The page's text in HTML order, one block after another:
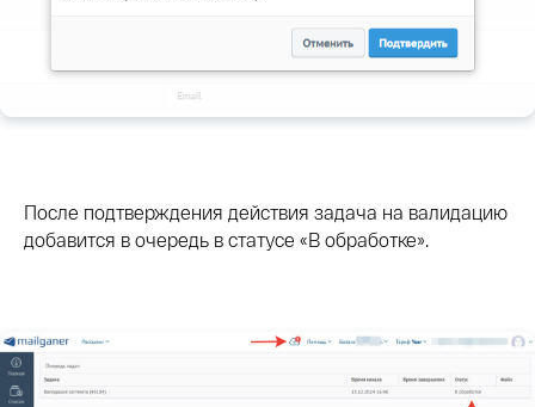
После подтверждения действия задача на валидацию
добавится в очередь в статусе «В обработке».